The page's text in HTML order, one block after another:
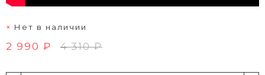
Нет в наличии
2 990 ₽ 4 310 ₽